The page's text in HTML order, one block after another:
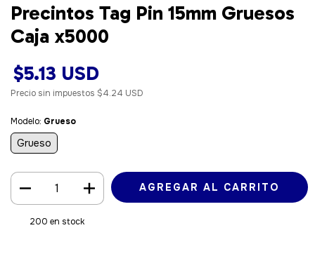
Precintos Tag Pin 15mm Gruesos
Caja x5000
$5.13 USD
Precio sin impuestos $4.24 USD
Modelo: Grueso
Grueso
200 en stock